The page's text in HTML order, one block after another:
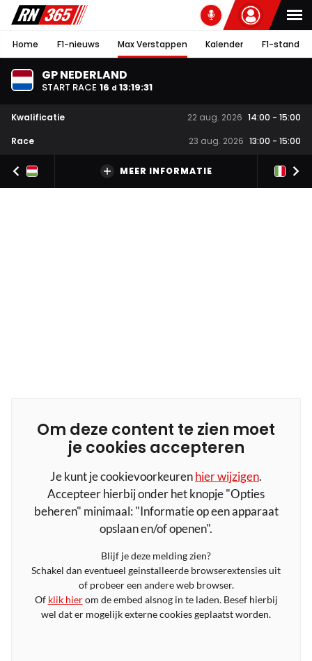
Home F1-nieuws Max Verstappen Kalender F1-stand
GP NEDERLAND
START RACE 16 d 13:19:31
Kwalificatie 22 aug. 2026 14:00 - 15:00
Race
23 aug. 2026 13:00 - 15:00
MEER INFORMATIE
Om deze content te zien moet
je cookies accepteren
Je kunt je cookievoorkeurenhier wijzigen.
Accepteer hierbij onder het knopje "Opties
beheren" minimaal: "Informatie op een apparaat
opslaan en/of openen".
Blijf je deze melding zien?
Schakel dan eventueel geinstalleerde browserextensies uit
of probeer een andere web browser.
Of klik hierom de embed alsnog in te laden. Besef hierbij
wel dat er mogelijk externe cookies geplaatst worden.